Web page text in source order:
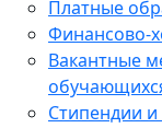
Платные
Финансово-
Вакантные
Стипендии